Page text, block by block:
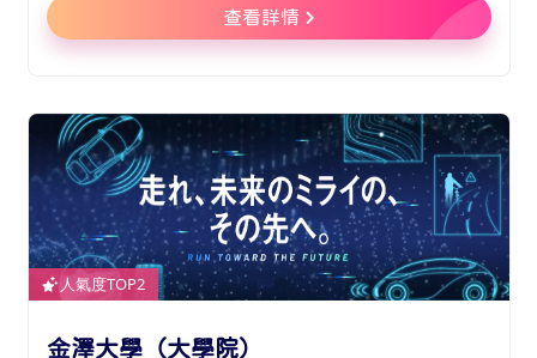
查看詳情
人氣度TOP2
金澤大學（大學院）